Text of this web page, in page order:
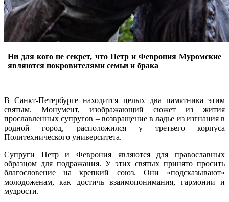
Ни для кого не секрет, что Петр и Феврония Муромские
являются покровителями семьи и брака
В Санкт-Петербурге находится целых два памятника этим
святым. Монумент, изображающий сюжет из жития
прославленных супругов – возвращение в ладье из изгнания в
родной город, расположился у третьего корпуса
Политехнического университета.
Супруги Петр и Феврония являются для православных
образцом для подражания. У этих святых принято просить
благословение на крепкий союз. Они «подсказывают»
молодоженам, как достичь взаимопонимания, гармонии и
мудрости.